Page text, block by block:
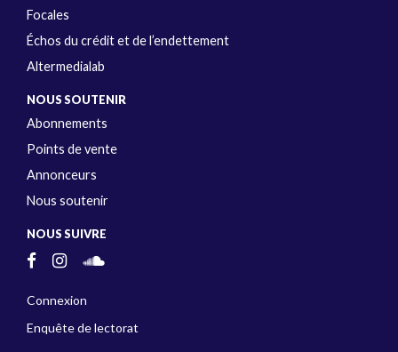
Focales
Échos du crédit et de l’endettement
Altermedialab
NOUS SOUTENIR
Abonnements
Points de vente
Annonceurs
Nous soutenir
NOUS SUIVRE
Connexion
Enquête de lectorat